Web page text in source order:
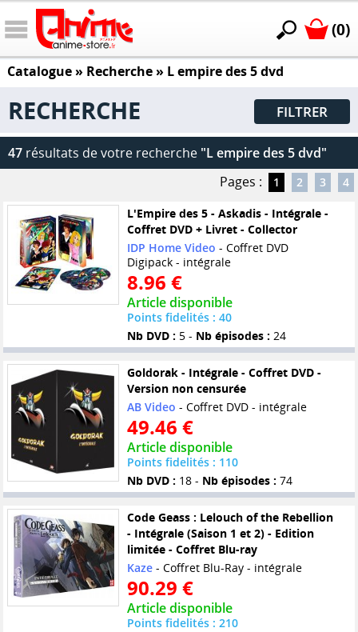
(0)
Catalogue» Recherche » L empire des 5 dvd
RECHERCHE FILTRER
47 résultats de votre recherche "L empire des 5 dvd"
Pages :
1 2 3 4
L'Empire des 5 - Askadis - Intégrale -
Coffret DVD + Livret - Collector
IDP Home Video - Coffret DVD
Digipack - intégrale
8.96 €
Article disponible
Points fidelités : 40
Nb DVD : 5 - Nb épisodes : 24
Goldorak - Intégrale - Coffret DVD -
Version non censurée
AB Video - Coffret DVD - intégrale
49.46 €
Article disponible
Points fidelités : 110
Nb DVD : 18 - Nb épisodes : 74
Code Geass : Lelouch of the Rebellion
- Intégrale (Saison 1 et 2) - Edition
limitée - Coffret Blu-ray
Kaze- Coffret Blu-Ray - intégrale
90.29 €
Article disponible
Points fidelités : 210